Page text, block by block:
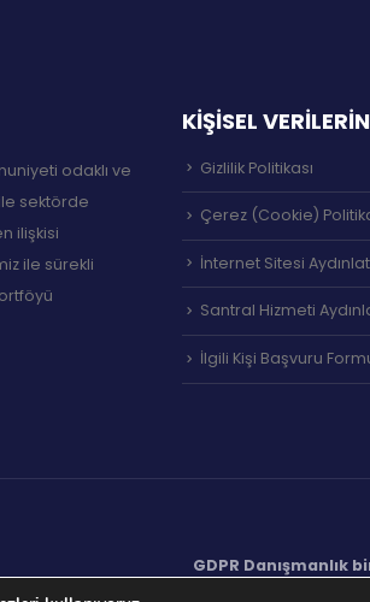
odaklı ve
sektörde
ilişkisi
ile sürekli
KİŞİSEL
Gizlilik Politikası
Çerez (Cookie)
İnternet Sitesi
Santral Hizmeti
İlgili Kişi Başvuru
GDPR Danışmanlık